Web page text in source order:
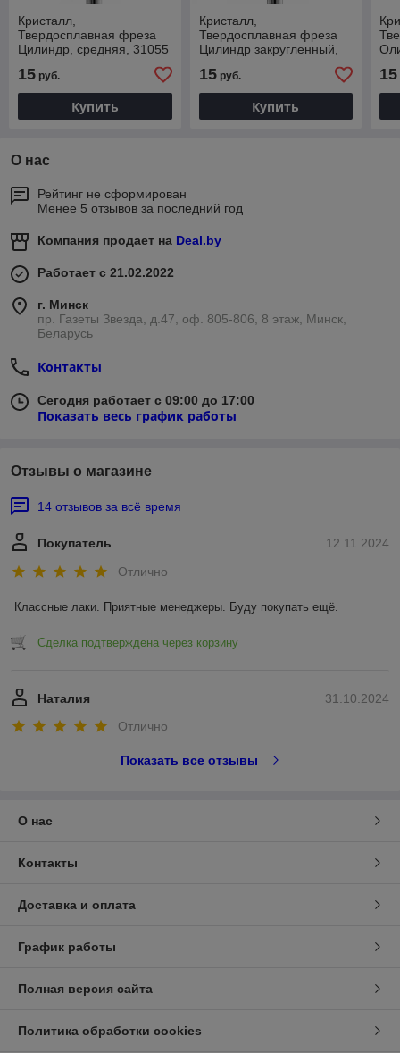
Кристалл,
Твердосплавная фреза
Цилиндр, средняя, 31055
для маникюра для снятия
гель лака с ногтей
15 руб.
Купить
Кристалл,
Твердосплавная фреза
Цилиндр закругленный,
грубая, 41550 для снятия
гель лака с ногтей
15руб.
Купить
15
О нас
Рейтинг не сформирован
Менее 5 отзывов за последний год
Компания продает на Deal.by
Работает с 21.02.2022
г. Минск
пр. Газеты Звезда, д.47, оф. 805-806, 8 этаж, Минск,
Беларусь
Контакты
Сегодня работает с 09:00 до 17:00
Показать весь график работы
Отзывы о магазине
14 отзывов за всё время
12.11.2024
Покупатель
Отлично
Классные лаки. Приятные менеджеры. Буду покупать ещё.
Сделка подтверждена через корзину
31.10.2024
Наталия
Отлично
Показать все отзывы
О нас
Контакты
Доставка и оплата
График работы
Полная версия сайта
Политика обработки cookies